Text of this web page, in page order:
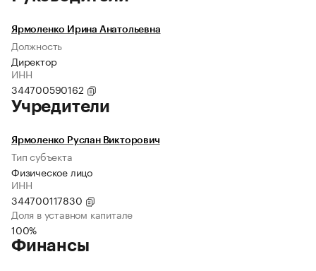
Ярмоленко Ирина Анатольевна
Должность
Директор
ИНН
344700590162
Учредители
Ярмоленко Руслан Викторович
Тип субъекта
Физическое лицо
ИНН
344700117830
Доля в уставном капитале
100%
Финансы